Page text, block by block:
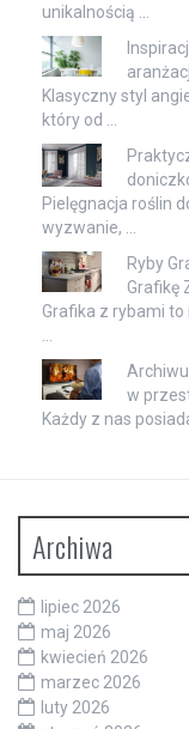
unikalnością …
Klasyczny styl
który od …
Pielęgnacja roślin
wyzwanie, …
Ryby
Grafikę
Grafika z rybami
…
w
Każdy z nas
Archiwa
lipiec 2026
maj 2026
kwiecień 2026
marzec 2026
luty 2026